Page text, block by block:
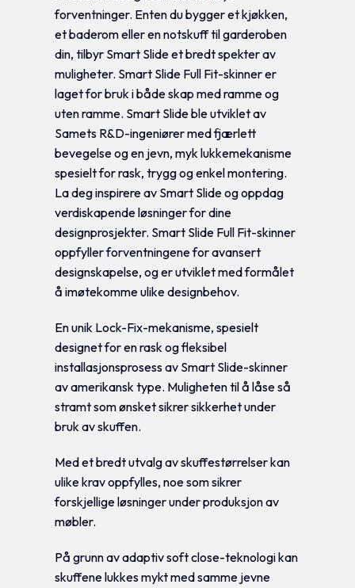
forventninger. Enten du bygger et kjøkken,
et baderom eller en notskuff til garderoben
din, tilbyr Smart Slide et bredt spekter av
muligheter. Smart Slide Full Fit-skinner er
laget for bruk i både skap med ramme og
uten ramme. Smart Slide ble utviklet av
Samets R&D-ingeniører med fjærlett
bevegelse og en jevn, myk lukkemekanisme
spesielt for rask, trygg og enkel montering.
La deg inspirere av Smart Slide og oppdag
verdiskapende løsninger for dine
designprosjekter. Smart Slide Full Fit-skinner
oppfyller forventningene for avansert
designskapelse, og er utviklet med formålet
å imøtekomme ulike designbehov.
En unik Lock-Fix-mekanisme, spesielt
designet for en rask og fleksibel
installasjonsprosess av Smart Slide-skinner
av amerikansk type. Muligheten til å låse så
stramt som ønsket sikrer sikkerhet under
bruk av skuffen.
Med et bredt utvalg av skuffestørrelser kan
ulike krav oppfylles, noe som sikrer
forskjellige løsninger under produksjon av
møbler.
På grunn av adaptiv soft close-teknologi kan
skuffene lukkes mykt med samme jevne